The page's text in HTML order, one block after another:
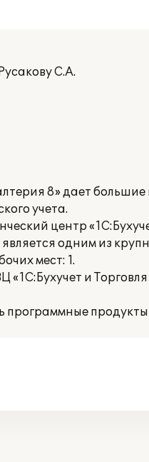
С.А.
8» дает большие
учета.
центр
одним из
мест: 1.
«1С:Бухучет и
продукты